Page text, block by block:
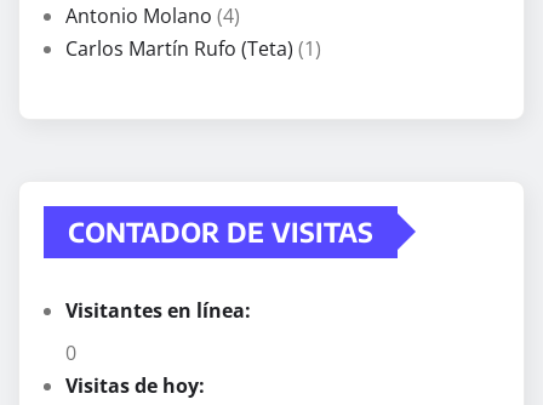
Antonio Molano (4)
Carlos Martín Rufo (Teta) (1)
CONTADOR DE VISITAS
Visitantes en línea:
0
Visitas de hoy: